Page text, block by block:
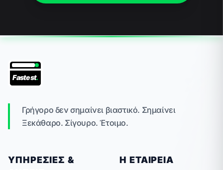
Fastest.
Γρήγορο δεν σημαίνει βιαστικό. Σημαίνει
Ξεκάθαρο. Σίγουρο. Έτοιμο.
ΥΠΗΡΕΣΊΕΣ &
Η ΕΤΑΙΡΕΊΑ